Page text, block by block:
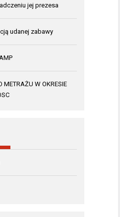
jej prezesa
udanej zabawy
METRAŻU W OKRESIE